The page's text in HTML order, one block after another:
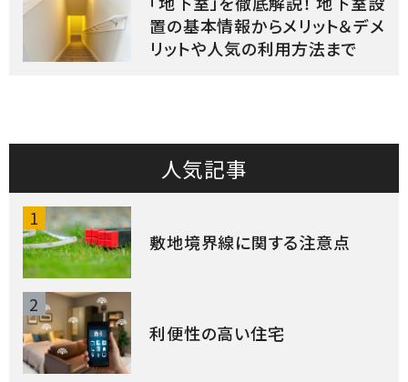
置の基本情報からメリット＆デメ
リットや人気の利用方法まで
人気記事
1
敷地境界線に関する注意点
2
利便性の高い住宅